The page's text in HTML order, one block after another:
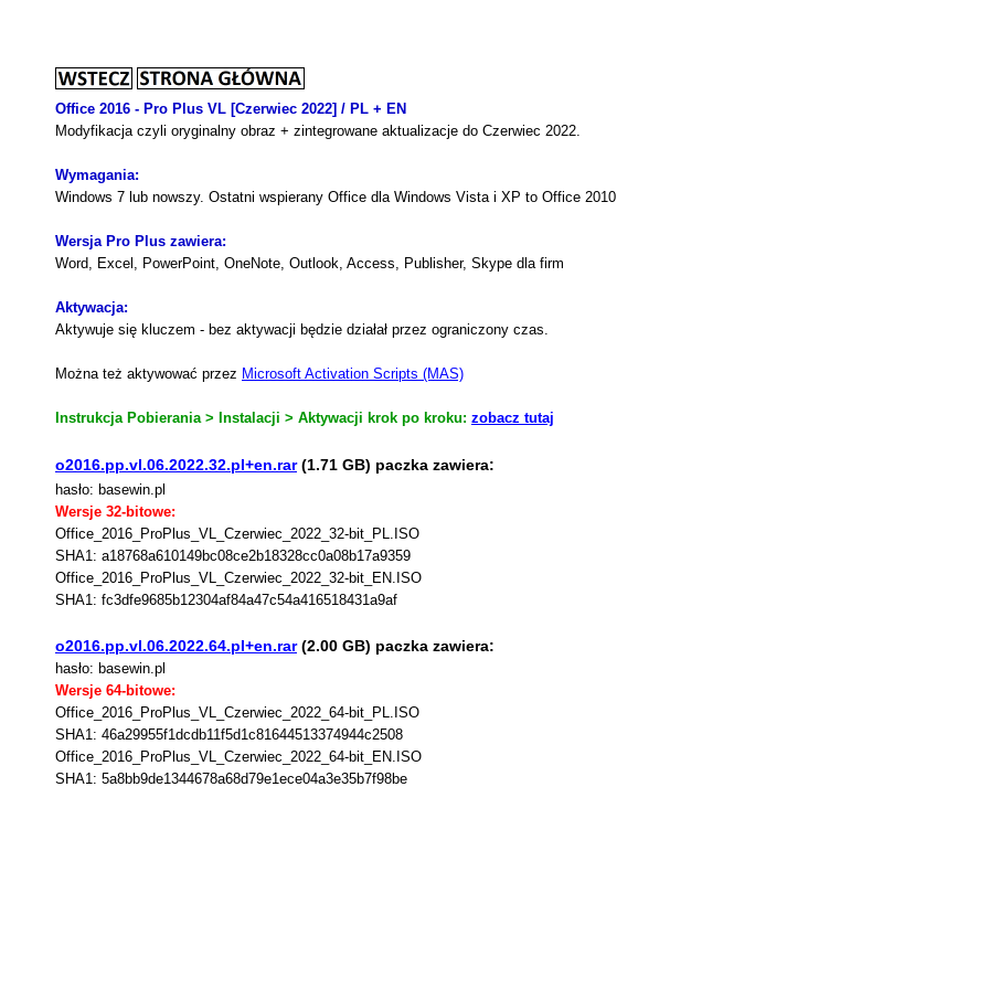
Office 2016 - Pro Plus VL [Czerwiec 2022] / PL + EN
Modyfikacja czyli oryginalny obraz + zintegrowane aktualizacje do Czerwiec 2022.
Wymagania:
Windows 7 lub nowszy. Ostatni wspierany Office dla Windows Vista i XP to Office 2010
Wersja Pro Plus zawiera:
Word, Excel, PowerPoint, OneNote, Outlook, Access, Publisher, Skype dla firm
Aktywacja:
Aktywuje się kluczem - bez aktywacji będzie działał przez ograniczony czas.
Można też aktywować przez Microsoft Activation Scripts (MAS)
Instrukcja Pobierania > Instalacji > Aktywacji krok po kroku: zobacz tutaj
o2016.pp.vl.06.2022.32.pl+en.rar(1.71 GB) paczka zawiera:
hasło: basewin.pl
Wersje 32-bitowe:
Office_2016_ProPlus_VL_Czerwiec_2022_32-bit_PL.ISO
SHA1: a18768a610149bc08ce2b18328cc0a08b17a9359
Office_2016_ProPlus_VL_Czerwiec_2022_32-bit_EN.ISO
SHA1: fc3dfe9685b12304af84a47c54a416518431a9af
o2016.pp.vl.06.2022.64.pl+en.rar(2.00 GB) paczka zawiera:
hasło: basewin.pl
Wersje 64-bitowe:
Office_2016_ProPlus_VL_Czerwiec_2022_64-bit_PL.ISO
SHA1: 46a29955f1dcdb11f5d1c81644513374944c2508
Office_2016_ProPlus_VL_Czerwiec_2022_64-bit_EN.ISO
SHA1: 5a8bb9de1344678a68d79e1ece04a3e35b7f98be